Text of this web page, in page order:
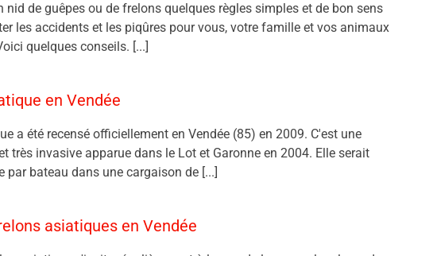
nid de guêpes ou de frelons quelques règles simples et de bon sens
les accidents et les piqûres pour vous, votre famille et vos animaux
quelques conseils. [...]
en Vendée
a été recensé officiellement en Vendée (85) en 2009. C'est une
très invasive apparue dans le Lot et Garonne en 2004. Elle serait
par bateau dans une cargaison de [...]
asiatiques en Vendée